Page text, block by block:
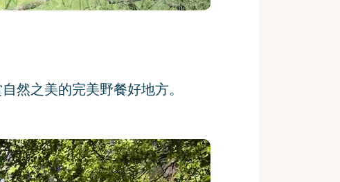
然之美的完美野餐好地方。